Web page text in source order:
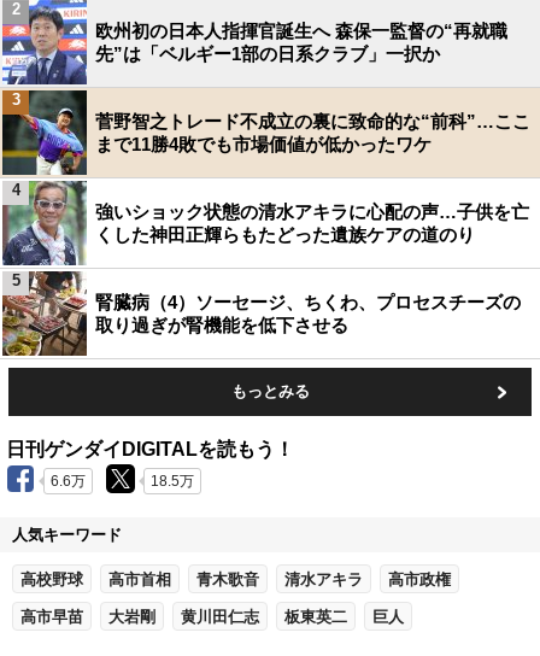
欧州初の日本人指揮官誕生へ 森保一監督の“再就職
先”は「ベルギー1部の日系クラブ」一択か
2
菅野智之トレード不成立の裏に致命的な“前科”…ここ
まで11勝4敗でも市場価値が低かったワケ
3
強いショック状態の清水アキラに心配の声…子供を亡
くした神田正輝らもたどった遺族ケアの道のり
4
腎臓病（4）ソーセージ、ちくわ、プロセスチーズの
取り過ぎが腎機能を低下させる
5
もっとみる
日刊ゲンダイDIGITALを読もう！
6.6万 18.5万
人気キーワード
高校野球 高市首相 青木歌音 清水アキラ 高市政権
高市早苗 大岩剛 黄川田仁志 板東英二 巨人